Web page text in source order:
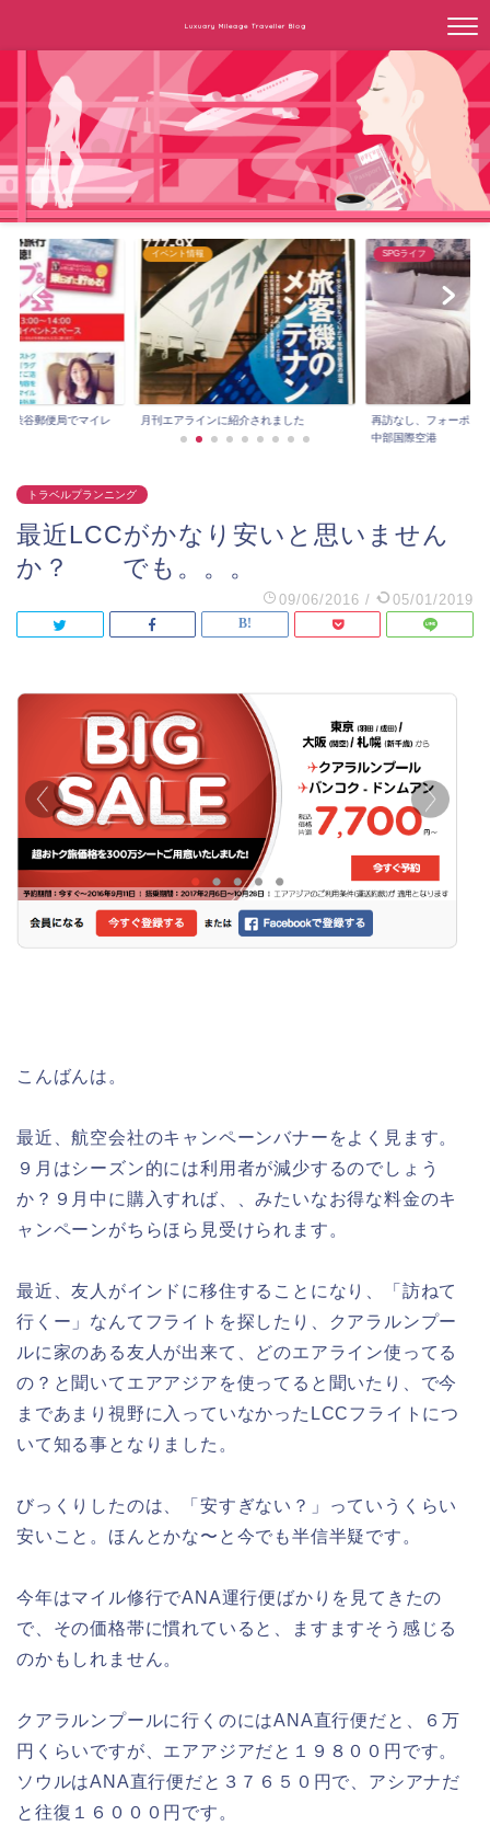
Luxuary Mileage Traveller Blog
渋谷郵便局でマイレ
イベント情報
月刊エアラインに紹介されました
SPGライフ
再訪なし、フォーポイ
中部国際空港
トラベルプランニング
最近LCCがかなり安いと思いません
か？ でも。。。
09/06/2016 / 05/01/2019
こんばんは。
最近、航空会社のキャンペーンバナーをよく見ます。
９月はシーズン的には利用者が減少するのでしょう
か？９月中に購入すれば、、みたいなお得な料金のキ
ャンペーンがちらほら見受けられます。
最近、友人がインドに移住することになり、「訪ねて
行くー」なんてフライトを探したり、クアラルンプー
ルに家のある友人が出来て、どのエアライン使ってる
の？と聞いてエアアジアを使ってると聞いたり、で今
まであまり視野に入っていなかったLCCフライトにつ
いて知る事となりました。
びっくりしたのは、「安すぎない？」っていうくらい
安いこと。ほんとかな〜と今でも半信半疑です。
今年はマイル修行でANA運行便ばかりを見てきたの
で、その価格帯に慣れていると、ますますそう感じる
のかもしれません。
クアラルンプールに行くのにはANA直行便だと、６万
円くらいですが、エアアジアだと１９８００円です。
ソウルはANA直行便だと３７６５０円で、アシアナだ
と往復１６０００円です。